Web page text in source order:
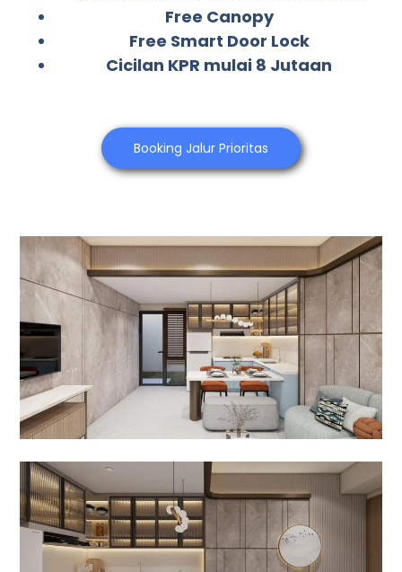
Free Canopy
Free Smart Door Lock
Cicilan KPR mulai 8 Jutaan
Booking Jalur Prioritas